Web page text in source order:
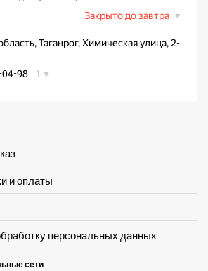
и оплаты
персональных данных
сети